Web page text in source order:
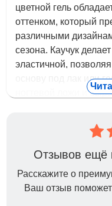
цветной гель
оттенком, который
различными
сезона. Каучук
эластичной,
основу под лак или
ногтевой ложи и
ухода. Имеет
которая легко
распределяется по
формулы
предотвращает его
Отзывов ещё
Расскажите о
Ваш отзыв поможет